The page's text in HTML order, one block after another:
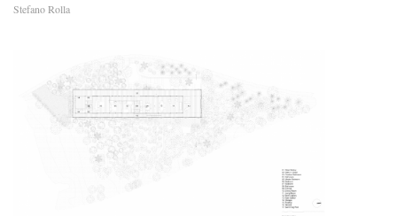
Stefano Rolla